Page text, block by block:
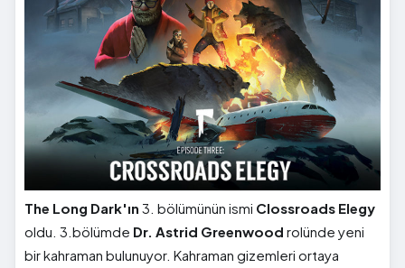
The Long Dark'ın 3. bölümünün ismi Clossroads Elegy
oldu. 3.bölümde Dr. Astrid Greenwood rolünde yeni
bir kahraman bulunuyor. Kahraman gizemleri ortaya